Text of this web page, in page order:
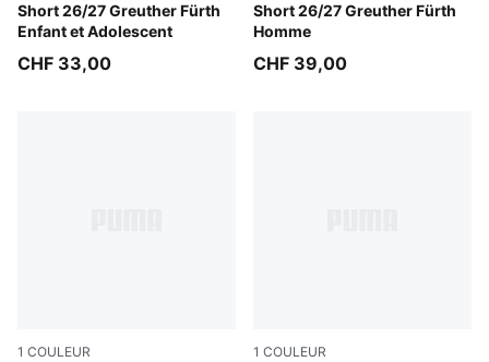
Short 26/27 Greuther Fürth
Enfant et Adolescent
Sugared Almond-Power Green
CHF 33,00
Short 26/27 Greuther Fürth
Homme
Sugared Almond-Power
CHF 39,00
1 COULEUR 1 COULEUR